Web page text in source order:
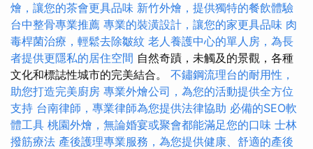
燴，讓您的茶會更具品味 新竹外燴，提供獨特的餐飲體驗
台中整骨專業推薦 專業的裝潢設計，讓您的家更具品味 肉
毒桿菌治療，輕鬆去除皺紋 老人養護中心的單人房，為長
者提供更隱私的居住空間 自然奇蹟，未觸及的景觀，各種
文化和標誌性城市的完美結合。 不鏽鋼流理台的耐用性，
助您打造完美廚房 專業外燴公司，為您的活動提供全方位
支持 台南律師，專業律師為您提供法律協助 必備的SEO軟
體工具 桃園外燴，無論婚宴或聚會都能滿足您的口味 士林
撥筋療法 產後護理專業服務，為您提供健康、舒適的產後